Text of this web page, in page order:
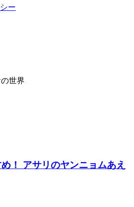
ー
世界
！ アサリのヤンニョムあえ